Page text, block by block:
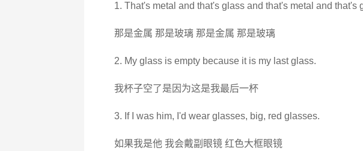
1. That's metal and that's glass and that's metal and that's
那是金属 那是玻璃 那是金属 那是玻璃
2. My glass is empty because it is my last glass.
我杯子空了是因为这是我最后一杯
3. If I was him, I'd wear glasses, big, red glasses.
如果我是他 我会戴副眼镜 红色大框眼镜